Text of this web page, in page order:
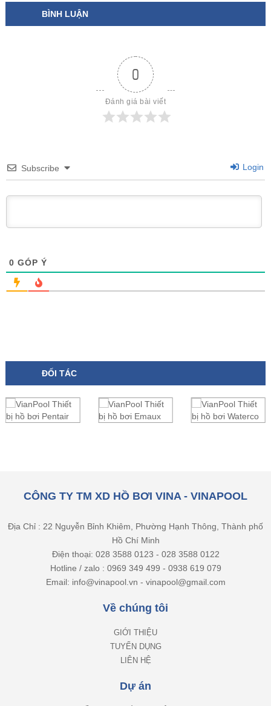
BÌNH LUẬN
0
Đánh giá bài viết
Subscribe Login
0 GÓP Ý
ĐỐI TÁC
CÔNG TY TM XD HỒ BƠI VINA - VINAPOOL
Địa Chỉ : 22 Nguyễn Bỉnh Khiêm, Phường Hạnh Thông, Thành phố
Hồ Chí Minh
Điện thoại: 028 3588 0123 - 028 3588 0122
Hotline / zalo : 0969 349 499 - 0938 619 079
Email: info@vinapool.vn - vinapool@gmail.com
Về chúng tôi
GIỚI THIỆU
TUYỂN DỤNG
LIÊN HỆ
Dự án